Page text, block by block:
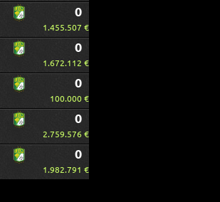
0
1.455.507 €
0
1.672.112 €
0
100.000 €
0
2.759.576 €
0
1.982.791 €